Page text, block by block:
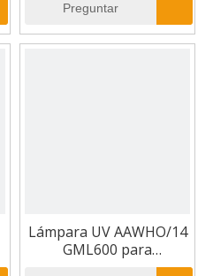
Preguntar
Lámpara UV AAWHO/14
GML600 para